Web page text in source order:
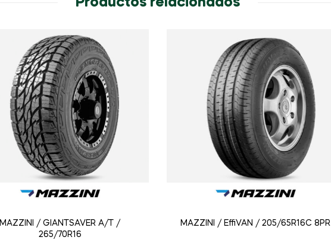
MAZZINI / GIANTSAVER A/T /
265/70R16
MAZZINI / EffiVAN / 205/65R16C 8PR